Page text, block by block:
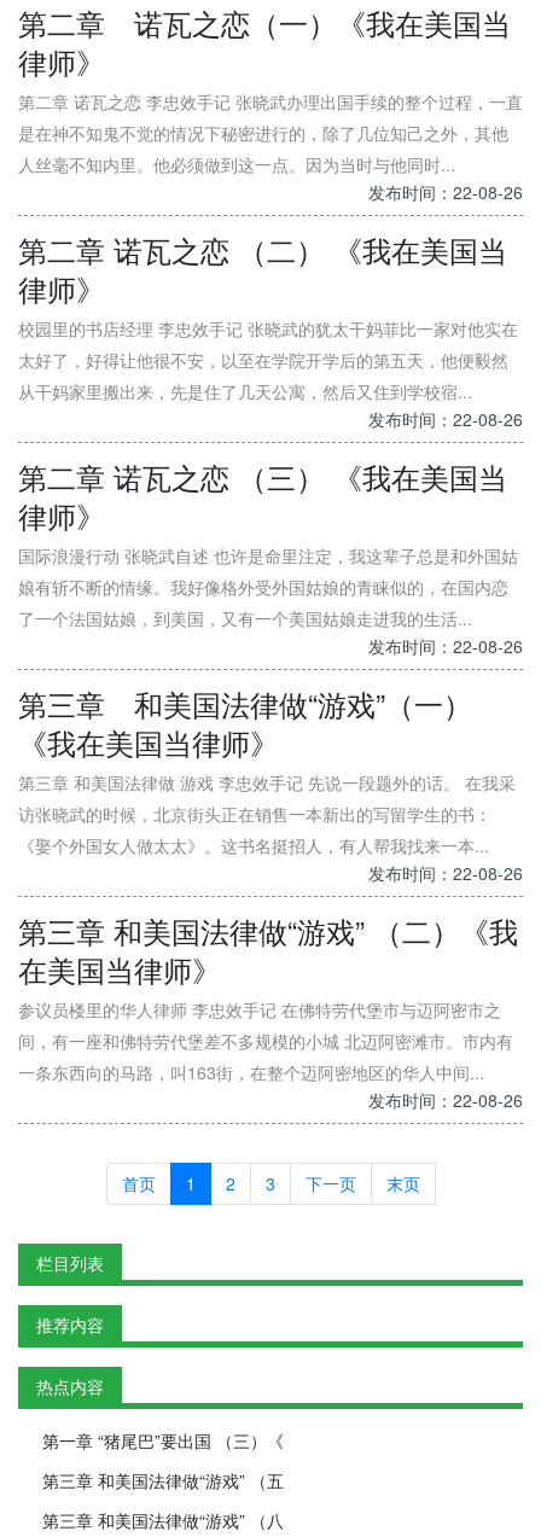
第二章 诺瓦之恋（一）《我在美国当
律师》
第二章 诺瓦之恋 李忠效手记 张晓武办理出国手续的整个过程，一直
是在神不知鬼不觉的情况下秘密进行的，除了几位知己之外，其他
人丝毫不知内里。他必须做到这一点。因为当时与他同时...
发布时间：22-08-26
第二章 诺瓦之恋 （二） 《我在美国当
律师》
校园里的书店经理 李忠效手记 张晓武的犹太干妈菲比一家对他实在
太好了，好得让他很不安，以至在学院开学后的第五天，他便毅然
从干妈家里搬出来，先是住了几天公寓，然后又住到学校宿...
发布时间：22-08-26
第二章 诺瓦之恋 （三） 《我在美国当
律师》
国际浪漫行动 张晓武自述 也许是命里注定，我这辈子总是和外国姑
娘有斩不断的情缘。我好像格外受外国姑娘的青睐似的，在国内恋
了一个法国姑娘，到美国，又有一个美国姑娘走进我的生活...
发布时间：22-08-26
第三章 和美国法律做“游戏”（一）
《我在美国当律师》
第三章 和美国法律做 游戏 李忠效手记 先说一段题外的话。 在我采
访张晓武的时候，北京街头正在销售一本新出的写留学生的书：
《娶个外国女人做太太》。这书名挺招人，有人帮我找来一本...
发布时间：22-08-26
第三章 和美国法律做“游戏” （二）《我
在美国当律师》
参议员楼里的华人律师 李忠效手记 在佛特劳代堡市与迈阿密市之
间，有一座和佛特劳代堡差不多规模的小城 北迈阿密滩市。市内有
一条东西向的马路，叫163街，在整个迈阿密地区的华人中间...
发布时间：22-08-26
首页 1 2 3 下一页 末页
栏目列表
推荐内容
热点内容
第一章 “猪尾巴”要出国 （三）《
第三章 和美国法律做“游戏” （五
第三章 和美国法律做“游戏” （八